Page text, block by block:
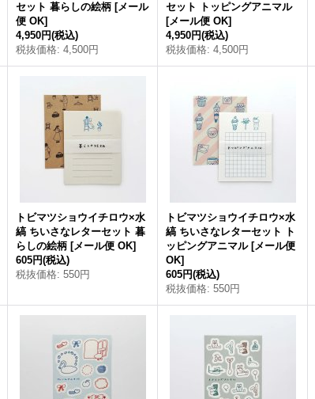
セット 暮らしの絵柄 [メール
便 OK]
4,950円(税込)
税抜価格: 4,500円
セット トッピングアニマル
[メール便 OK]
4,950円(税込)
税抜価格: 4,500円
トビマツショウイチロウ×水
縞 ちいさなレターセット 暮
らしの絵柄 [メール便 OK]
605円(税込)
税抜価格: 550円
トビマツショウイチロウ×水
縞 ちいさなレターセット ト
ッピングアニマル [メール便
OK]
605円(税込)
税抜価格: 550円